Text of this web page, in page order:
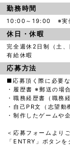
勤務時間
10:00～19:00 ※実
休日・休暇
完全週休2日制（土
有給休暇
応募方法
■応募頂く際に必要
・履歴書 ※郵送の場
・職務経歴書（職務
・自己PR文（志望動
・制作したゲームや
＜応募フォームより
「ENTRY」ボタン